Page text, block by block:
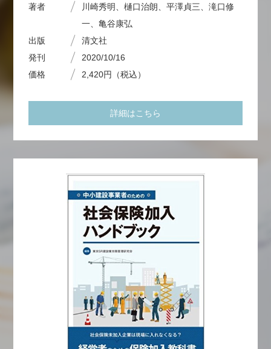
著者
川崎秀明、樋口治朗、平澤貞三、滝口修
一、亀谷康弘
出版
清文社
発刊
2020/10/16
価格
2,420円（税込）
詳細はこちら